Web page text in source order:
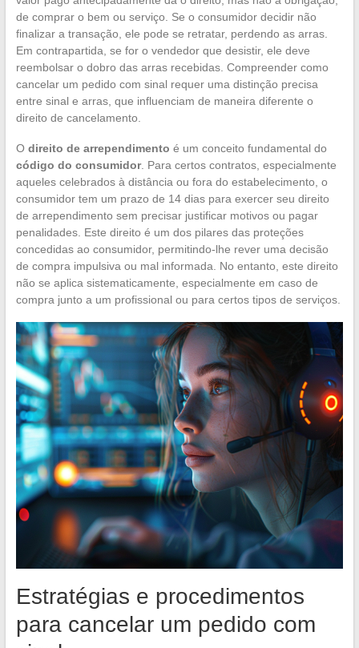
de comprar o bem ou serviço. Se o consumidor decidir não
finalizar a transação, ele pode se retratar, perdendo as arras.
Em contrapartida, se for o vendedor que desistir, ele deve
reembolsar o dobro das arras recebidas. Compreender como
cancelar um pedido com sinal requer uma distinção precisa
entre sinal e arras, que influenciam de maneira diferente o
direito de cancelamento.
O direito de arrependimento é um conceito fundamental do
código do consumidor. Para certos contratos, especialmente
aqueles celebrados à distância ou fora do estabelecimento, o
consumidor tem um prazo de 14 dias para exercer seu direito
de arrependimento sem precisar justificar motivos ou pagar
penalidades. Este direito é um dos pilares das proteções
concedidas ao consumidor, permitindo-lhe rever uma decisão
de compra impulsiva ou mal informada. No entanto, este direito
não se aplica sistematicamente, especialmente em caso de
compra junto a um profissional ou para certos tipos de serviços.
Estratégias e procedimentos
para cancelar um pedido com